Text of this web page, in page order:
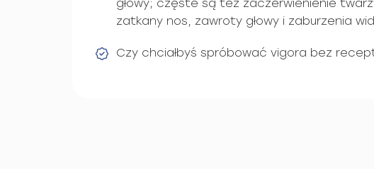
głowy; częste są też zaczerwienienie
zatkany nos, zawroty głowy i zaburzenia
Czy chciałbyś spróbować vigora bez